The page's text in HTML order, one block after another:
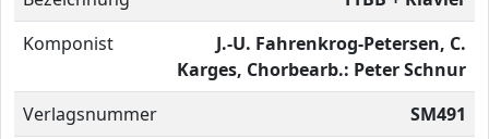
Komponist
J.-U. Fahrenkrog-Petersen, C.
Karges, Chorbearb.: Peter Schnur
Verlagsnummer
SM491